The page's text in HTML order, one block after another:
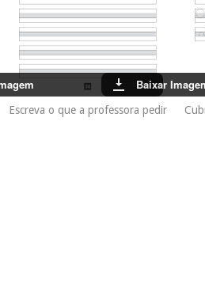
Escreva o que a professora pedir
Baixar